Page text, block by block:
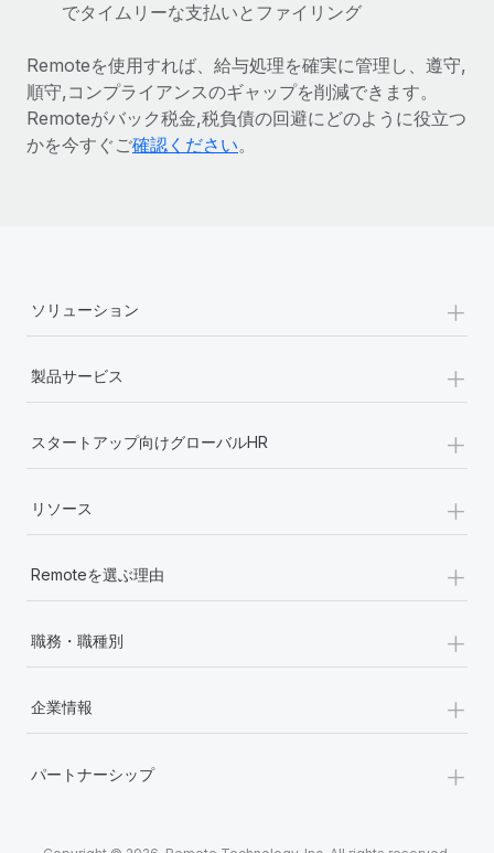
でタイムリーな支払いとファイリング
Remoteを使用すれば、給与処理を確実に管理し、遵守,
順守,コンプライアンスのギャップを削減できます。
Remoteがバック税金,税負債の回避にどのように役立つ
かを今すぐご確認ください。
ソリューション +
製品サービス +
スタートアップ向けグローバルHR +
リソース +
Remoteを選ぶ理由 +
職務・職種別 +
企業情報 +
パートナーシップ +